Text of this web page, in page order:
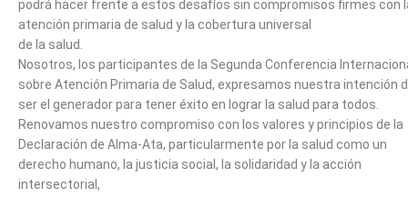
podrá hacer frente a estos desafíos sin compromisos firmes con
atención primaria de salud y la cobertura universal
de la salud.
Nosotros, los participantes de la Segunda Conferencia
sobre Atención Primaria de Salud, expresamos nuestra intención
ser el generador para tener éxito en lograr la salud para todos.
Renovamos nuestro compromiso con los valores y principios de la
Declaración de Alma-Ata, particularmente por la salud como un
derecho humano, la justicia social, la solidaridad y la acción
intersectorial,